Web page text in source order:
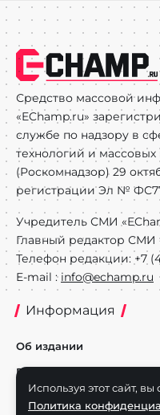
Средство массовой
«EChamp.ru»
службе по надзору в
технологий и
(Роскомнадзор) 29
регистрации Эл №
Учредитель СМИ
Главный редактор СМИ
Телефон редакции: +7
E-mail : info@echamp.ru
Информация
Об издании
Реклама на портале
Политика
Используя этот сайт, вы
Политика